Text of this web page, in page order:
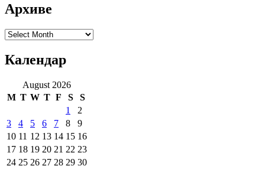
Архиве
Архиве
Календар
August 2026
M T W T F S
S
1
2
3
4 5 6 7 8
9
10 11 12 13 14 15 16
17 18 19 20 21 22 23
24 25 26 27 28 29 30